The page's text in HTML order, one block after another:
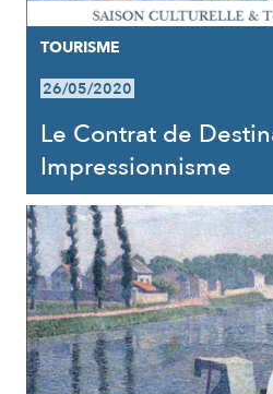
TOURISME
26/05/2020
Le Contrat de
Impressionnisme